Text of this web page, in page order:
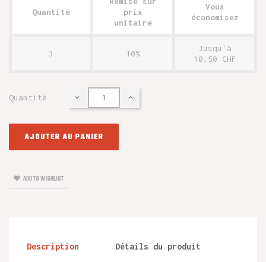
Quantité
prix
unitaire
Vous
économisez
3 10%
Jusqu'à
10,50 CHF
Quantité
AJOUTER AU PANIER
ADD TO WISHLIST
Description Détails du produit